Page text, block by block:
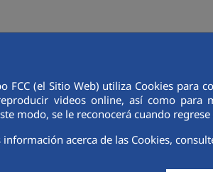
FCC (el Sitio Web) utiliza Cookies para
videos online, así como para
modo, se le reconocerá cuando regrese
información acerca de las Cookies,
AQUALIA ANALISTAS E INVERSORES